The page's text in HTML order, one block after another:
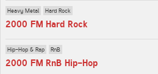
Heavy Metal Hard Rock
2000 FM Hard Rock
Hip-Hop & Rap RnB
2000 FM RnB Hip-Hop